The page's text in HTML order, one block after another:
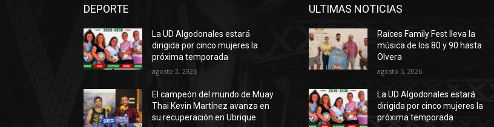
DEPORTE
La UD Algodonales estará
dirigida por cinco mujeres la
próxima temporada
agosto 3, 2026
El campeón del mundo de Muay
Thai Kevin Martínez avanza en
su recuperación en Ubrique
ULTIMAS NOTICIAS
Raíces Family Fest lleva la
música de los 80 y 90 hasta
Olvera
agosto 5, 2026
La UD Algodonales estará
dirigida por cinco mujeres la
próxima temporada